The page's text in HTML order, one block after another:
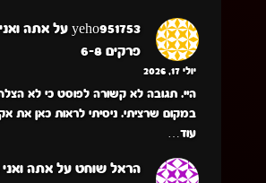
yeho951753 עלאתה
פרקים 6-8
יולי 17, 2026
היי. תגובה לא קשורה לפוסט כי לא
במקום שרציתי. ניסיתי לראות כאן את
עוד…
הראל שוחט עלאתה